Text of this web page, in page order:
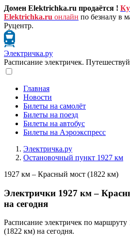
Домен Elektrichka.ru продаётся !
Elektrichka.ru онлайн по безналу в
Руцентр.
Электричка.ру
Расписание электричек.
Главная
Новости
Билеты на самолёт
Билеты на поезд
Билеты на автобус
Билеты на Аэроэкспресс
Электричка.ру
Остановочный пункт 1927 км
1927 км – Красный мост (1822 км)
Электрички 1927 км –
на сегодня
Расписание электричек по
(1822 км) на сегодня.